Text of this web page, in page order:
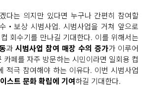
다는 의지만 있다면 누구나 간편히 참여할
‧보상 시범사업. 시범사업을 거쳐 앞으로
회수기를 만나길 기대한다. 이를 위해서는
과 시범사업 참여 매장 수의 증가가 이루어
카페를 자주 방문하는 시민이라면 일회용 컵
적극 참여해야 하는 이유다. 이번 시범사업
스트 문화 확립에 기여하길 기대한다.